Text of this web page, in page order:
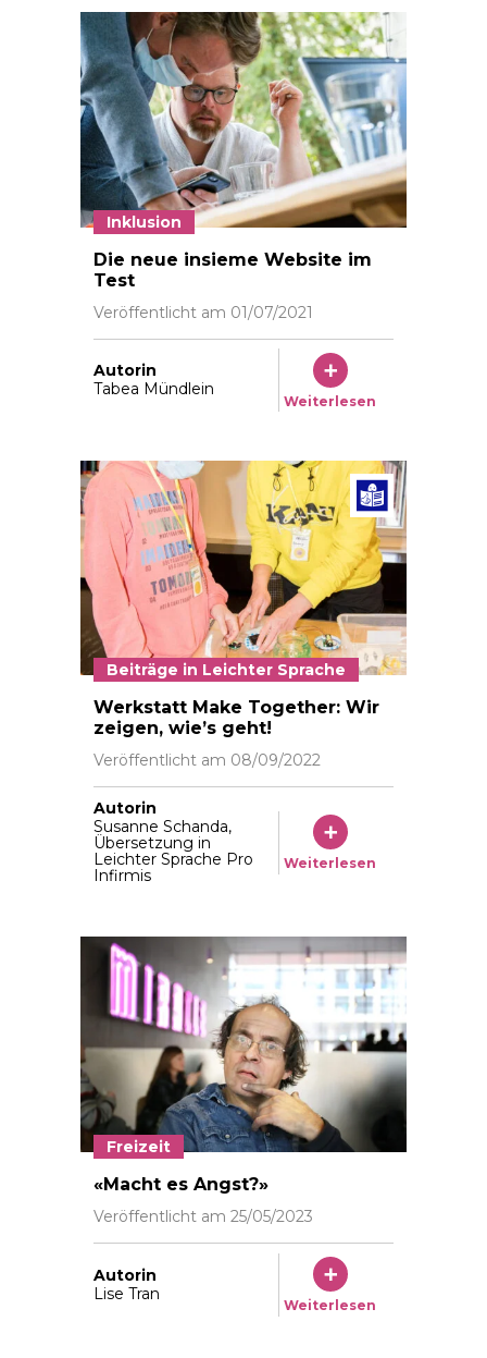
©Vera Markus
Inklusion
Die neue insieme Website im
Test
Veröffentlicht am 01/07/2021
Autorin
Tabea Mündlein
Weiterlesen
Beiträge in Leichter Sprache
Werkstatt Make Together: Wir
zeigen, wie’s geht!
Veröffentlicht am 08/09/2022
Autorin
Susanne Schanda,
Übersetzung in
Leichter Sprache Pro
Infirmis
Weiterlesen
Frédéric Kässler besuchte vor der Einführung
Freizeit
«Macht es Angst?»
Veröffentlicht am 25/05/2023
Autorin
Lise Tran
Weiterlesen